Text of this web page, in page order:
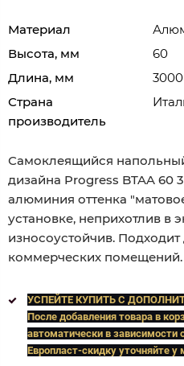
Материал
Высота, мм
60
Длина, мм
3000
Страна
производитель
Самоклеящийся
дизайна Progress BTAA 60
алюминия оттенка
установке, неприхотлив в
износоустойчив.
коммерческих помещений.
УСПЕЙТЕ КУПИТЬ C
После добавления товара в
автоматически в
Европласт-скидку уточняйте